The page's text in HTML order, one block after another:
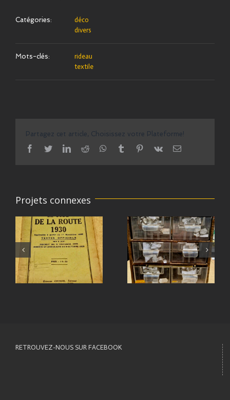
Catégories:
déco
divers
Mots-clés:
rideau
textile
Partagez cet article, Choisissez votre Plateforme!
facebook
twitterlinkedinreddit whatsapptumblr pinterest
vk Email
Projets connexes
RETROUVEZ-NOUS SUR FACEBOOK